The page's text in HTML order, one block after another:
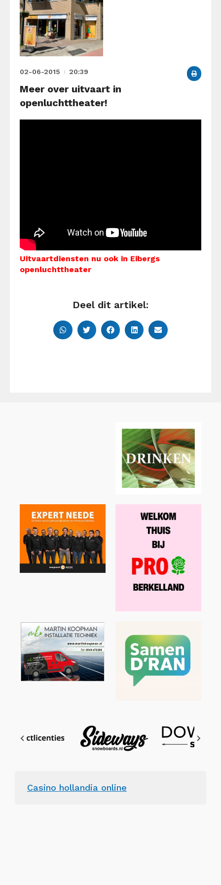
02-06-2015 20:39
Meer over uitvaart in
openluchttheater!
Uitvaartdiensten nu ook in Eibergs
openluchttheater
Deel dit artikel:
Casino hollandia online